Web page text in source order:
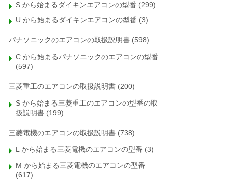
S から始まるダイキンエアコンの型番 (299)
U から始まるダイキンエアコンの型番 (3)
パナソニックのエアコンの取扱説明書 (598)
C から始まるパナソニックのエアコンの型番
(597)
三菱重工のエアコンの取扱説明書 (200)
S から始まる三菱重工のエアコンの型番の取
扱説明書 (199)
三菱電機のエアコンの取扱説明書 (738)
L から始まる三菱電機のエアコンの型番 (3)
M から始まる三菱電機のエアコンの型番
(617)